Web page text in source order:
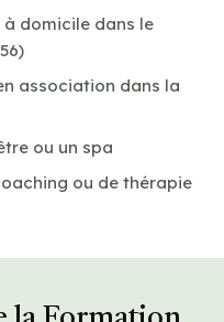
domicile dans le
association dans la
ou un spa
ou de thérapie